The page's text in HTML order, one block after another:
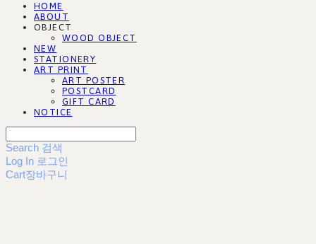
HOME
ABOUT
OBJECT
WOOD OBJECT
NEW
STATIONERY
ART PRINT
ART POSTER
POSTCARD
GIFT CARD
NOTICE
Search 검색
Log In 로그인
Cart장바구니